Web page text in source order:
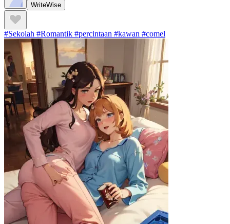
WriteWise
#Sekolah #Romantik #percintaan #kawan #comel